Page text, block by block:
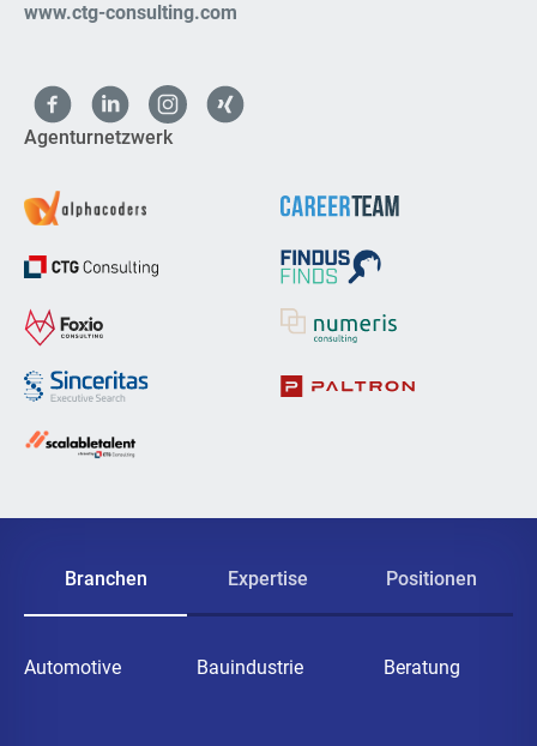
www.ctg-consulting.com
Agenturnetzwerk
Branchen Expertise Positionen
Automotive Bauindustrie Beratung